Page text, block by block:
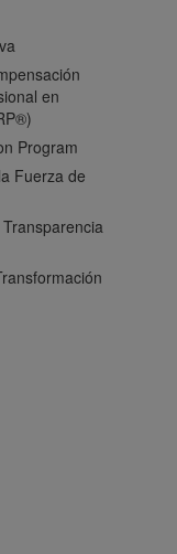
en
Program
Fuerza de